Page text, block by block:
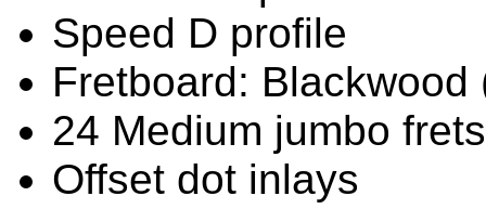
Speed D profile
Fretboard: Blackwood
24 Medium jumbo frets
Offset dot inlays